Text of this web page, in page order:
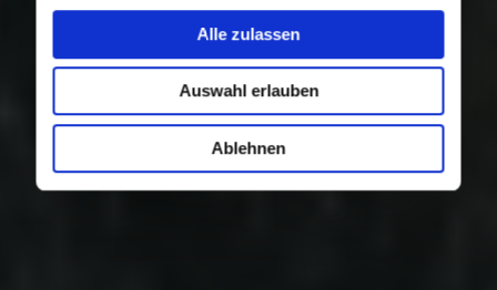
Alle zulassen
Auswahl erlauben
Ablehnen